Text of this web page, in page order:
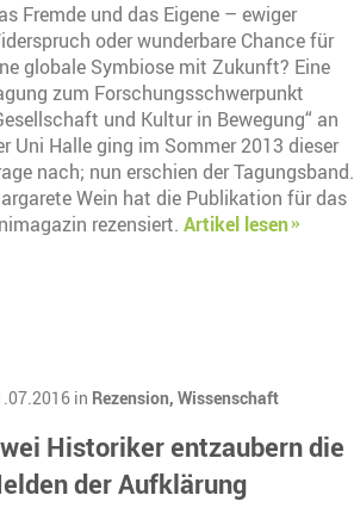
Fremde und das Eigene – ewiger
oder wunderbare Chance für
globale Symbiose mit Zukunft? Eine
zum Forschungsschwerpunkt
und Kultur in Bewegung“ an
Uni Halle ging im Sommer 2013 dieser
nach; nun erschien der Tagungsband.
Wein hat die Publikation für das
rezensiert. Artikel lesen
in Rezension, Wissenschaft
Historiker entzaubern die
der Aufklärung